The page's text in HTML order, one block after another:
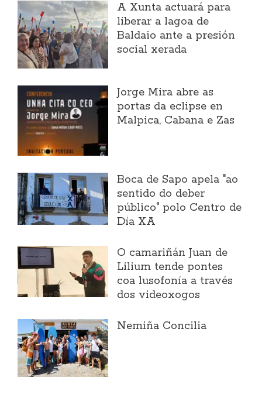
A Xunta actuará para
liberar a lagoa de
Baldaio ante a presión
social xerada
Jorge Mira abre as
portas da eclipse en
Malpica, Cabana e Zas
Boca de Sapo apela "ao
sentido do deber
público" polo Centro de
Día XA
O camariñán Juan de
Lilium tende pontes
coa lusofonía a través
dos videoxogos
Nemiña Concilia